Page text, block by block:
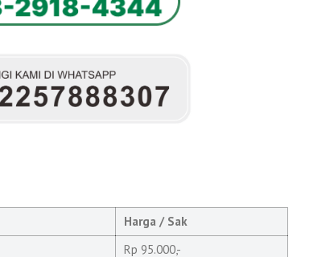
Harga / Sak
Rp 95.000,-